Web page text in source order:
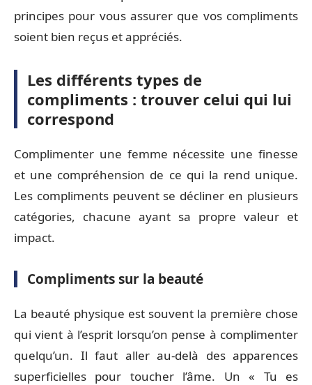
principes pour vous assurer que vos compliments
soient bien reçus et appréciés.
Les différents types de
compliments : trouver celui qui lui
correspond
Complimenter une femme nécessite une finesse
et une compréhension de ce qui la rend unique.
Les compliments peuvent se décliner en plusieurs
catégories, chacune ayant sa propre valeur et
impact.
Compliments sur la beauté
La beauté physique est souvent la première chose
qui vient à l’esprit lorsqu’on pense à complimenter
quelqu’un. Il faut aller au-delà des apparences
superficielles pour toucher l’âme. Un « Tu es